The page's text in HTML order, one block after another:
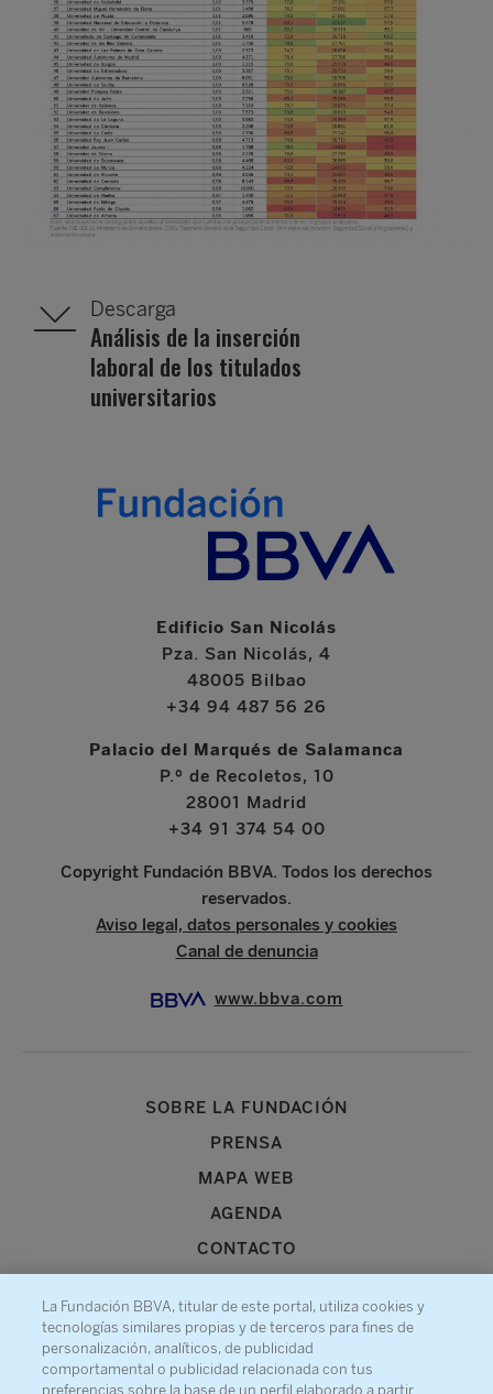
Descarga
Análisis de la inserción
laboral de los titulados
universitarios
Edificio San Nicolás
Pza. San Nicolás, 4
48005 Bilbao
+34 94 487 56 26
Palacio del Marqués de Salamanca
P.º de Recoletos, 10
28001 Madrid
+34 91 374 54 00
Copyright Fundación BBVA. Todos los derechos
reservados.
Aviso legal, datos personales y cookies
Canal de denuncia
www.bbva.com
SOBRE LA FUNDACIÓN
PRENSA
MAPA WEB
AGENDA
CONTACTO
Recibe información sobre nuestra actividad
La Fundación BBVA, titular de este portal, utiliza cookies y
tecnologías similares propias y de terceros para fines de
personalización, analíticos, de publicidad
comportamental o publicidad relacionada con tus
preferencias sobre la base de un perfil elaborado a partir